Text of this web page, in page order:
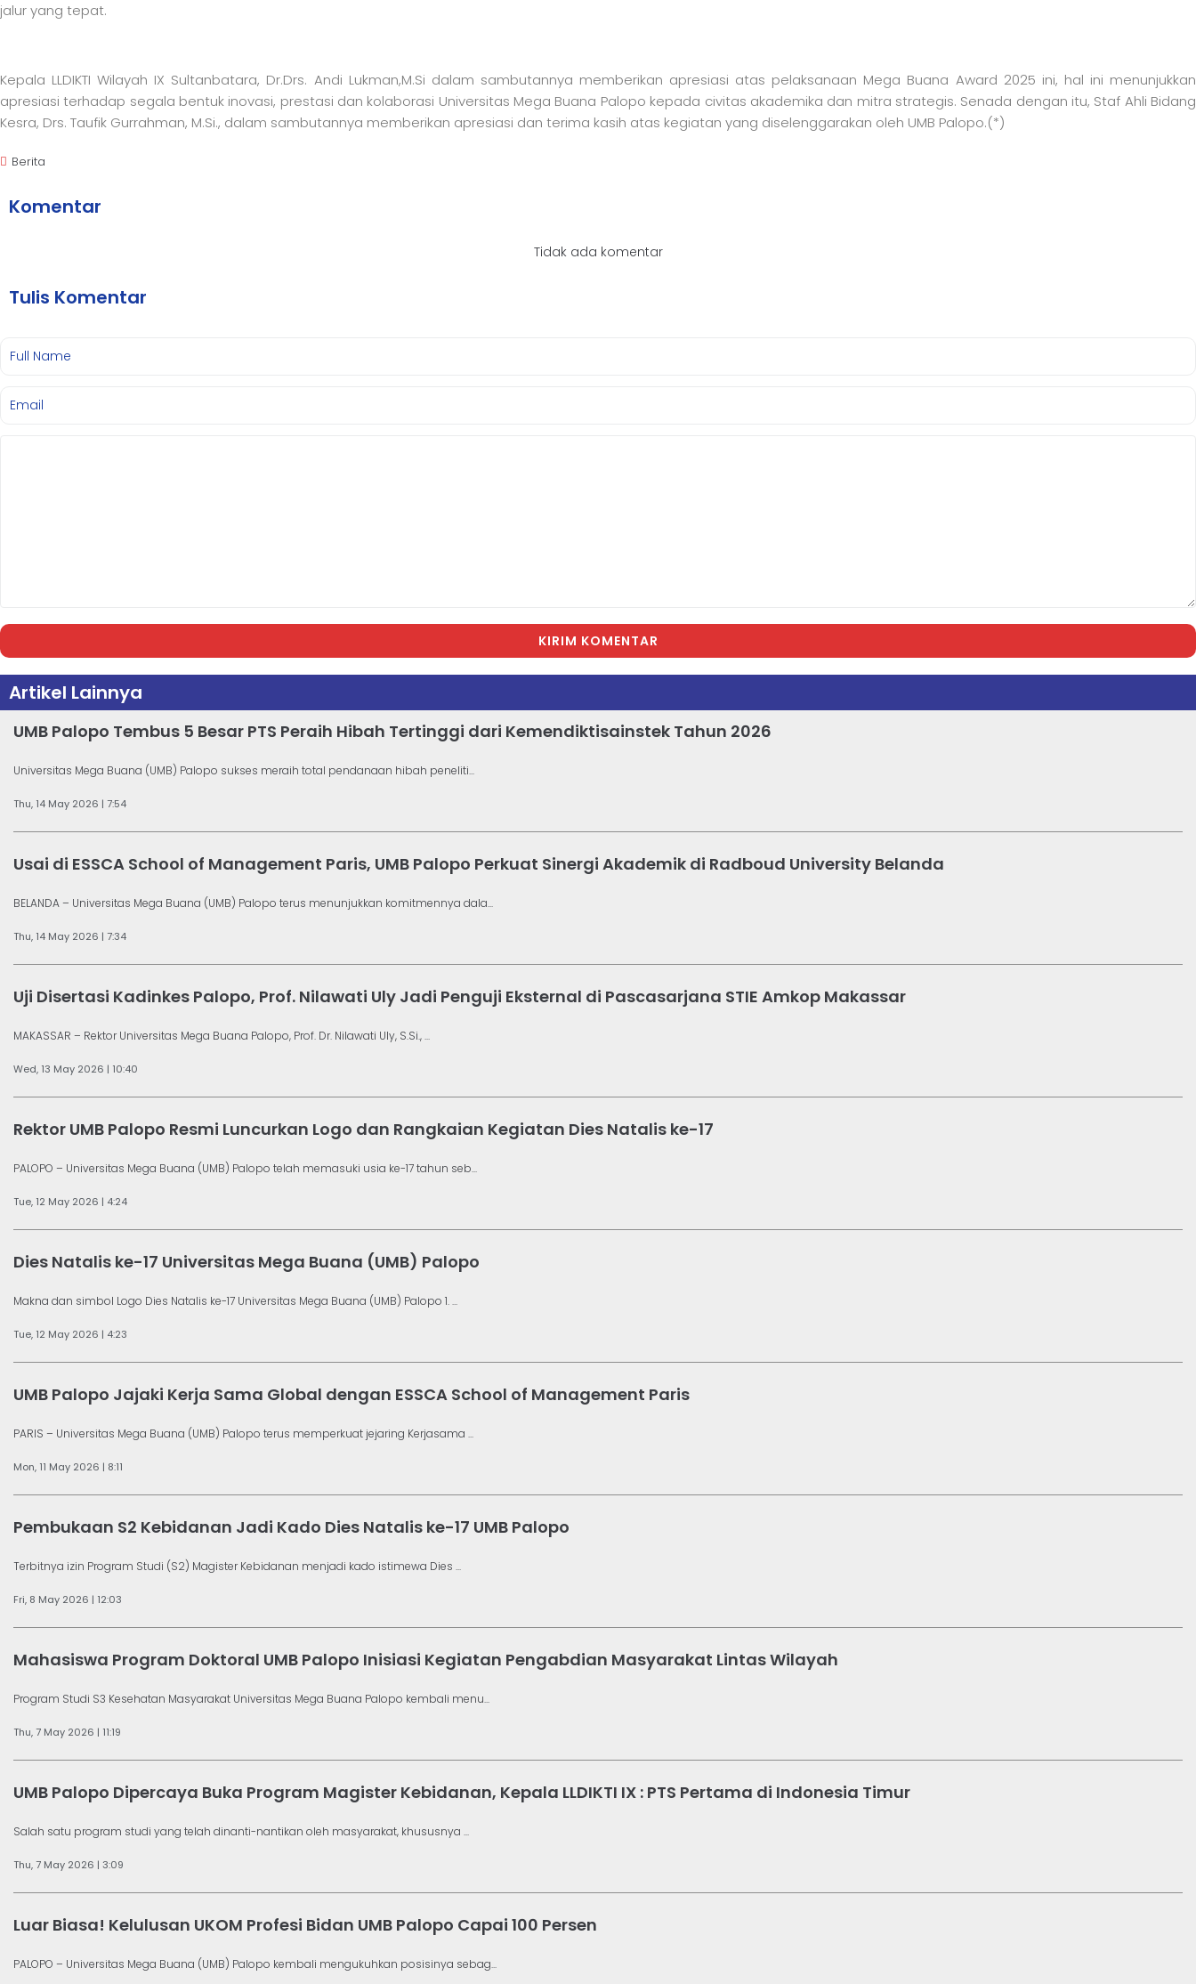
jalur yang tepat.
Kepala LLDIKTI Wilayah IX Sultanbatara, Dr.Drs. Andi Lukman,M.Si dalam sambutannya memberikan apresiasi atas pelaksanaan Mega Buana Award 2025 ini, hal ini menunjukkan
apresiasi terhadap segala bentuk inovasi, prestasi dan kolaborasi Universitas Mega Buana Palopo kepada civitas akademika dan mitra strategis. Senada dengan itu, Staf Ahli Bidang
Kesra, Drs. Taufik Gurrahman, M.Si., dalam sambutannya memberikan apresiasi dan terima kasih atas kegiatan yang diselenggarakan oleh UMB Palopo.(*)
Berita
Komentar
Tidak ada komentar
Tulis Komentar
KIRIM KOMENTAR
Artikel Lainnya
UMB Palopo Tembus 5 Besar PTS Peraih Hibah Tertinggi dari Kemendiktisainstek Tahun 2026
Universitas Mega Buana (UMB) Palopo sukses meraih total pendanaan hibah peneliti...
Thu, 14 May 2026 | 7:54
Usai di ESSCA School of Management Paris, UMB Palopo Perkuat Sinergi Akademik di Radboud University Belanda
BELANDA – Universitas Mega Buana (UMB) Palopo terus menunjukkan komitmennya dala...
Thu, 14 May 2026 | 7:34
Uji Disertasi Kadinkes Palopo, Prof. Nilawati Uly Jadi Penguji Eksternal di Pascasarjana STIE Amkop Makassar
MAKASSAR – Rektor Universitas Mega Buana Palopo, Prof. Dr. Nilawati Uly, S.Si., ...
Wed, 13 May 2026 | 10:40
Rektor UMB Palopo Resmi Luncurkan Logo dan Rangkaian Kegiatan Dies Natalis ke-17
PALOPO – Universitas Mega Buana (UMB) Palopo telah memasuki usia ke-17 tahun seb...
Tue, 12 May 2026 | 4:24
Dies Natalis ke-17 Universitas Mega Buana (UMB) Palopo
Makna dan simbol Logo Dies Natalis ke-17 Universitas Mega Buana (UMB) Palopo 1. ...
Tue, 12 May 2026 | 4:23
UMB Palopo Jajaki Kerja Sama Global dengan ESSCA School of Management Paris
PARIS – Universitas Mega Buana (UMB) Palopo terus memperkuat jejaring Kerjasama ...
Mon, 11 May 2026 | 8:11
Pembukaan S2 Kebidanan Jadi Kado Dies Natalis ke-17 UMB Palopo
Terbitnya izin Program Studi (S2) Magister Kebidanan menjadi kado istimewa Dies ...
Fri, 8 May 2026 | 12:03
Mahasiswa Program Doktoral UMB Palopo Inisiasi Kegiatan Pengabdian Masyarakat Lintas Wilayah
Program Studi S3 Kesehatan Masyarakat Universitas Mega Buana Palopo kembali menu...
Thu, 7 May 2026 | 11:19
UMB Palopo Dipercaya Buka Program Magister Kebidanan, Kepala LLDIKTI IX : PTS Pertama di Indonesia Timur
Salah satu program studi yang telah dinanti-nantikan oleh masyarakat, khususnya ...
Thu, 7 May 2026 | 3:09
Luar Biasa! Kelulusan UKOM Profesi Bidan UMB Palopo Capai 100 Persen
PALOPO – Universitas Mega Buana (UMB) Palopo kembali mengukuhkan posisinya sebag...